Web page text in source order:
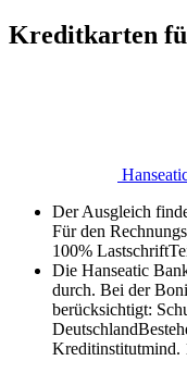
Kreditkarten
Der Ausgleich
Für den
100% Lastschrift
Die Hanseatic
durch. Bei der
berücksichtigt:
Deutschland
Kreditinstitutmind.